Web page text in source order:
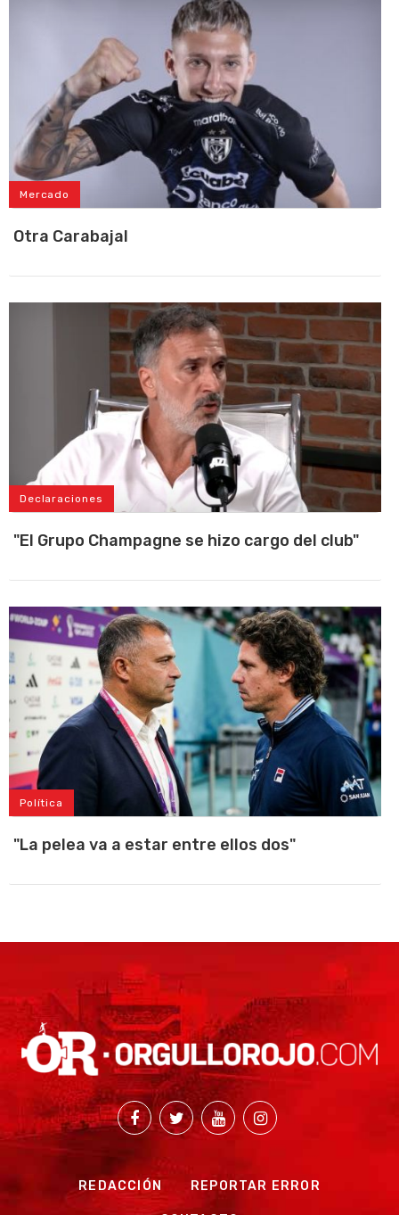
Mercado
Otra Carabajal
Declaraciones
"El Grupo Champagne se hizo cargo del club"
Política
"La pelea va a estar entre ellos dos"
REDACCIÓN REPORTAR ERROR